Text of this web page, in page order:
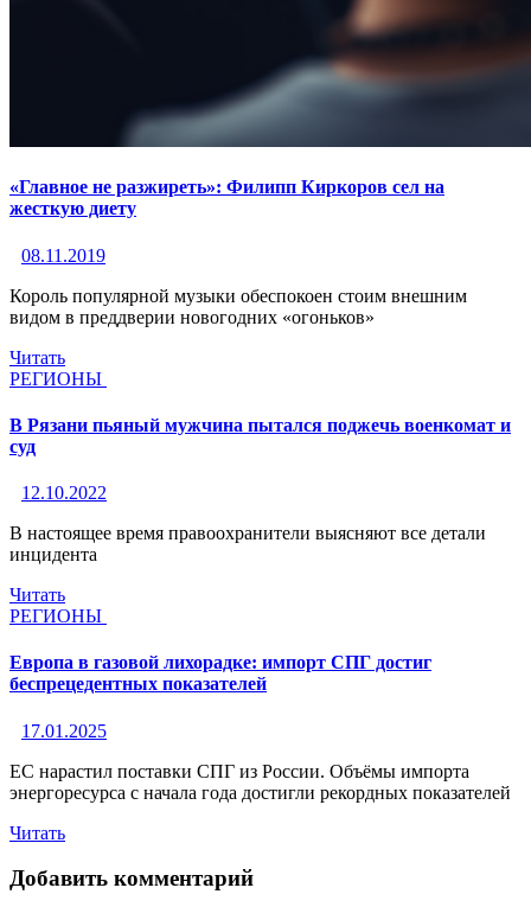
«Главное не разжиреть»: Филипп Киркоров сел на
жесткую диету
08.11.2019
Король популярной музыки обеспокоен стоим внешним
видом в преддверии новогодних «огоньков»
Читать
РЕГИОНЫ
В Рязани пьяный мужчина пытался поджечь военкомат и
суд
12.10.2022
В настоящее время правоохранители выясняют все детали
инцидента
Читать
РЕГИОНЫ
Европа в газовой лихорадке: импорт СПГ достиг
беспрецедентных показателей
17.01.2025
ЕС нарастил поставки СПГ из России. Объёмы импорта
энергоресурса с начала года достигли рекордных показателей
Читать
Добавить комментарий